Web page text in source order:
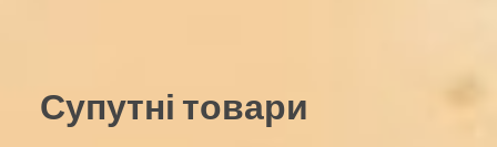
Супутні товари